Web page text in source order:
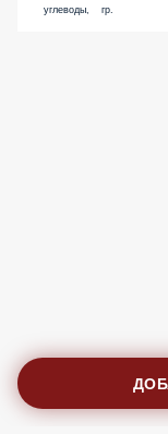
углеводы, гр.